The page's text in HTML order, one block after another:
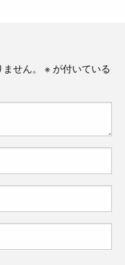
せん。 ※ が付いている